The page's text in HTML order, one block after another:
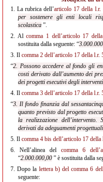
1. La rubrica dell’articolo 17 della l.r.
per sostenere gli enti locali
scolastica ”.
2. Alcomma 1 dell’articolo 17
sostituita dalla seguente: “
3. Il comma 2 dell’articolo 17 della l.r.
“2. Possono accedere al fondo gli
costi derivato dall’aumento dei
dei progetti esecutivi degli
4. Il comma 3 dell’articolo 17 della l.r.
“3. Il fondo finanzia dal
quanto previsto dal progetto
la realizzazione
derivati da adeguamenti
5. Il comma 4 bis dell’articolo 17
6. Nell’alinea del comma 6
“2.000.000,00 ” è sostituita dalla
7. Dopo la lettera b) del comma 6
seguente: